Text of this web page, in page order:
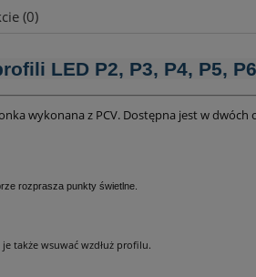
kosztów
(0)
LED P2, P3, P4, P5,
wykonana z PCV. Dostępna jest w
rozprasza punkty świetlne.
także wsuwać wzdłuż profilu.